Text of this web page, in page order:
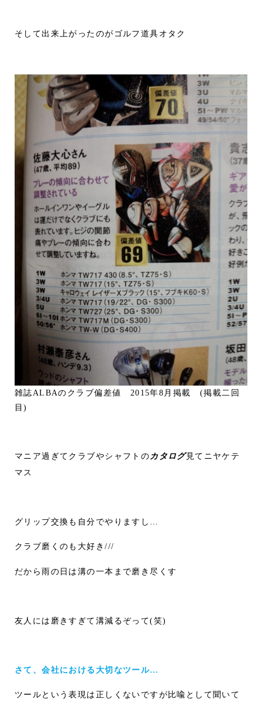
そして出来上がったのがゴルフ道具オタク
雑誌ALBAのクラブ偏差値 2015年8月掲載 (掲載二回
目)
マニア過ぎてクラブやシャフトの カタログ見てニヤケテ
マス
グリップ交換も自分でやりますし…
クラブ磨くのも大好き///
だから雨の日は溝の一本まで磨き尽くす
友人には磨きすぎて溝減るぞって(笑)
さて、会社における大切なツール…
ツールという表現は正しくないですが比喩として聞いて